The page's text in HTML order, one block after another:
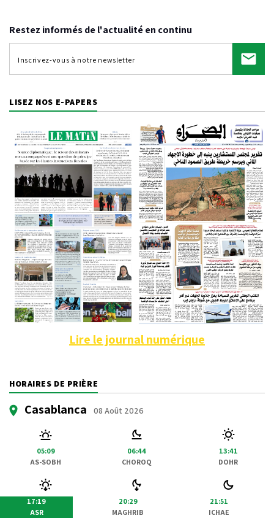
Restez informés de l'actualité en continu
LISEZ NOS E-PAPERS
Lire le journal numérique
HORAIRES DE PRIÈRE
Casablanca 08 Août 2026
05:09
AS-SOBH
06:44
CHOROQ
13:41
DOHR
17:19
ASR
20:29
MAGHRIB
21:51
ICHAE